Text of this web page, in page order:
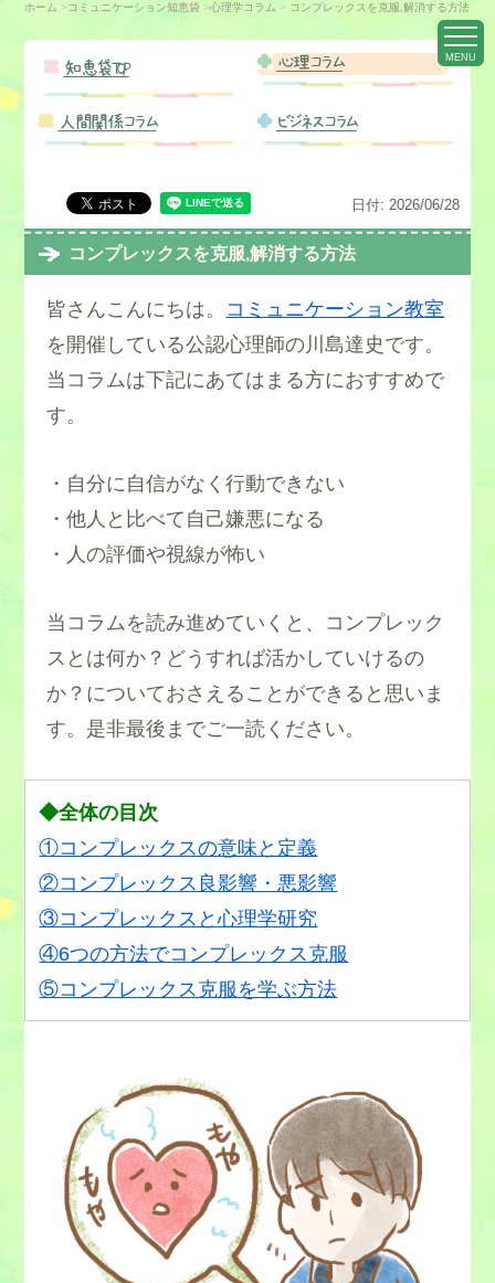
MENU
ホーム >コミュニケーション知恵袋 >心理学コラム > コンプレックスを克服,解消する方法
知恵袋TOP 心理コラム
人間関係コラム ビジネスコラム
日付: 2026/06/28
コンプレックスを克服,解消する方法
皆さんこんにちは。 コミュニケーション教室
を開催している公認心理師の川島達史です。
当コラムは下記にあてはまる方におすすめで
す。
・自分に自信がなく行動できない
・他人と比べて自己嫌悪になる
・人の評価や視線が怖い
当コラムを読み進めていくと、コンプレック
スとは何か？どうすれば活かしていけるの
か？についておさえることができると思いま
す。是非最後までご一読ください。
◆全体の目次
①コンプレックスの意味と定義
②コンプレックス良影響・悪影響
③コンプレックスと心理学研究
④6つの方法でコンプレックス克服
⑤コンプレックス克服を学ぶ方法